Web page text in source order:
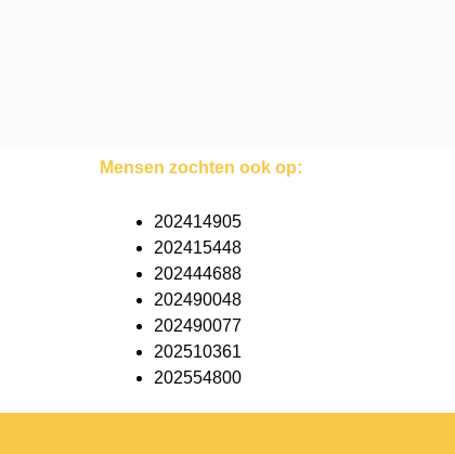
Mensen zochten ook op:
202414905
202415448
202444688
202490048
202490077
202510361
202554800